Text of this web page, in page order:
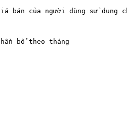
của người dùng sử dụng
bổ theo tháng